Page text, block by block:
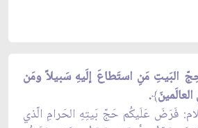
البَيتِ مَنِ استَطاعَ إلَيهِ سَبيلاً ومَن
﴾.
فَرَضَ عَلَيكُم حَجّ بَيتِهِ الحَرامِ الّذي